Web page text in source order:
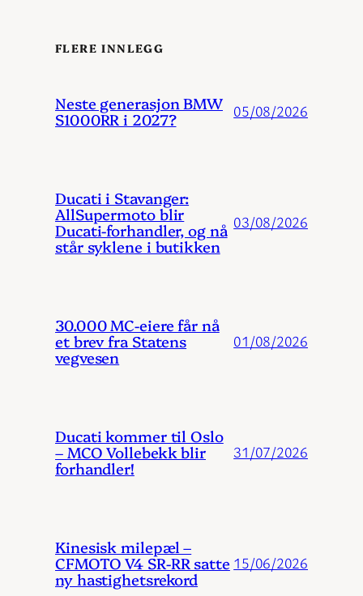
FLERE INNLEGG
Neste generasjon BMW
S1000RR i 2027? 05/08/2026
Ducati i Stavanger:
AllSupermoto blir
Ducati-forhandler, og nå
står syklene i butikken
03/08/2026
30.000 MC-eiere får nå
et brev fra Statens
vegvesen
01/08/2026
Ducati kommer til Oslo
– MCO Vollebekk blir
forhandler!
31/07/2026
Kinesisk milepæl –
CFMOTO V4 SR-RR satte
ny hastighetsrekord
15/06/2026